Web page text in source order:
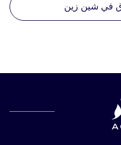
في شين زين